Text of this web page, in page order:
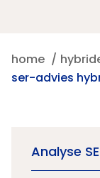
home
ser-advies
Analyse